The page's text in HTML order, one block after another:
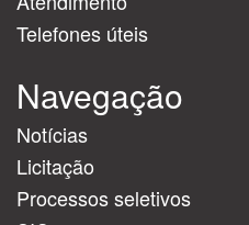
Telefones úteis
Navegação
Notícias
Licitação
Processos seletivos